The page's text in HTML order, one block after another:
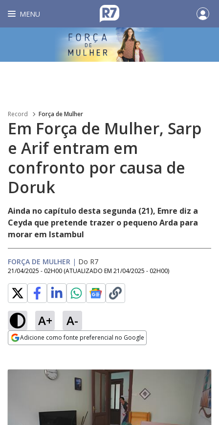
MENU
Record Força de Mulher
Em Força de Mulher, Sarp
e Arif entram em
confronto por causa de
Doruk
Ainda no capítulo desta segunda (21), Emre diz a
Ceyda que pretende trazer o pequeno Arda para
morar em Istambul
FORÇA DE MULHER | Do R7
21/04/2025 - 02H00 (ATUALIZADO EM 21/04/2025 - 02H00)
A+ A-
Adicione como fonte preferencial no Google